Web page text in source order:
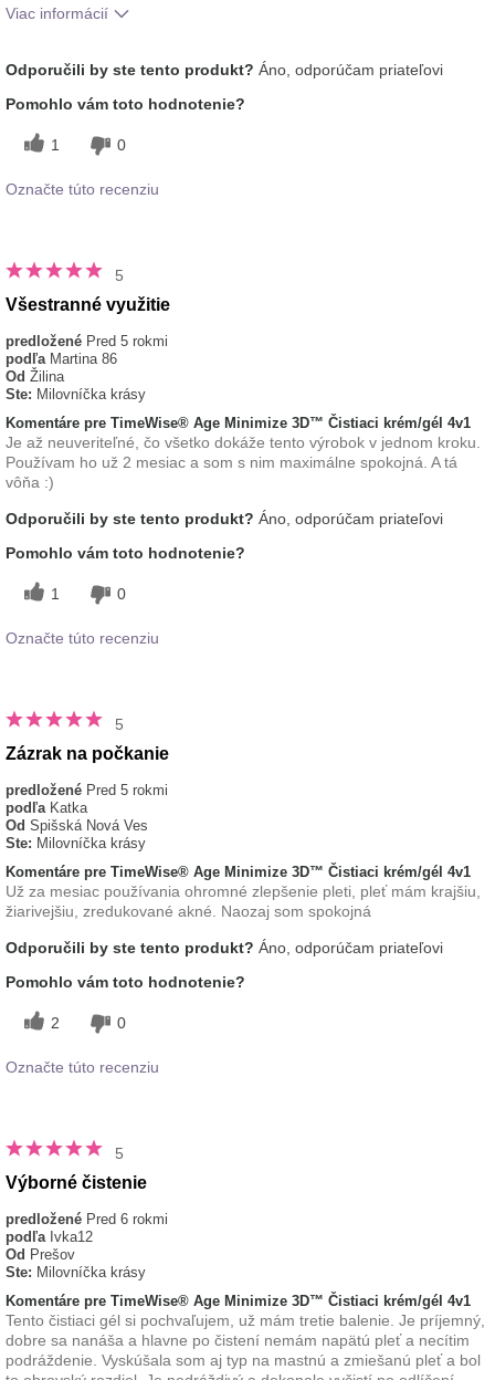
Viac informácií
používaním tohto prípravku?
pocit na pokožke
Odporučili by ste tento produkt? Áno, odporúčam priateľovi
Pomohlo vám toto hodnotenie?
1 0
Označte túto recenziu
5
Všestranné využitie
predložené Pred 5 rokmi
podľa Martina 86
Od Žilina
Ste: Milovníčka krásy
Komentáre pre TimeWise® Age Minimize 3D™ Čistiaci krém/gél 4v1
Je až neuveriteľné, čo všetko dokáže tento výrobok v jednom kroku.
Používam ho už 2 mesiac a som s nim maximálne spokojná. A tá
vôňa :)
Odporučili by ste tento produkt? Áno, odporúčam priateľovi
Pomohlo vám toto hodnotenie?
1 0
Označte túto recenziu
5
Zázrak na počkanie
predložené Pred 5 rokmi
podľa Katka
Od Spišská Nová Ves
Ste: Milovníčka krásy
Komentáre pre TimeWise® Age Minimize 3D™ Čistiaci krém/gél 4v1
Už za mesiac používania ohromné zlepšenie pleti, pleť mám krajšiu,
žiarivejšiu, zredukované akné. Naozaj som spokojná
Odporučili by ste tento produkt? Áno, odporúčam priateľovi
Pomohlo vám toto hodnotenie?
2 0
Označte túto recenziu
5
Výborné čistenie
predložené Pred 6 rokmi
podľa Ivka12
Od Prešov
Ste: Milovníčka krásy
Komentáre pre TimeWise® Age Minimize 3D™ Čistiaci krém/gél 4v1
Tento čistiaci gél si pochvaľujem, už mám tretie balenie. Je príjemný,
dobre sa nanáša a hlavne po čistení nemám napätú pleť a necítim
podráždenie. Vyskúšala som aj typ na mastnú a zmiešanú pleť a bol